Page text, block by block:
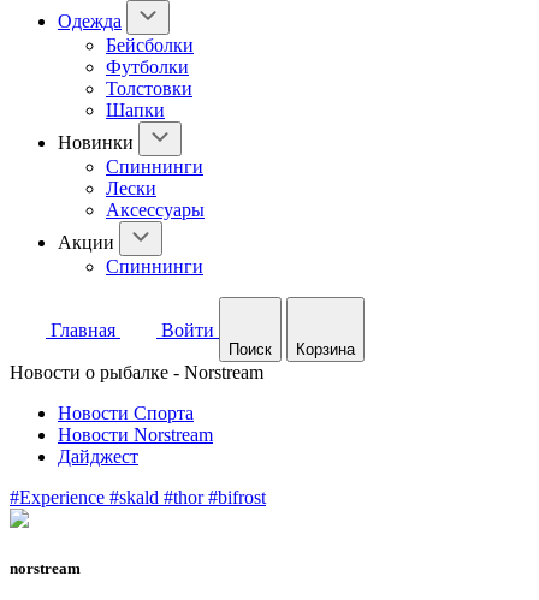
Одежда
Бейсболки
Футболки
Толстовки
Шапки
Новинки
Спиннинги
Лески
Аксессуары
Акции
Спиннинги
Главная Войти
Поиск Корзина
Новости о рыбалке - Norstream
Новости Спорта
Новости Norstream
Дайджест
#Experience #skald #thor#bifrost
norstream